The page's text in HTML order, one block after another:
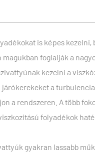
is képes kezelni,
foglalják a
kezelni a
a
a rendszeren. A több
folyadékok
gyakran lassabb